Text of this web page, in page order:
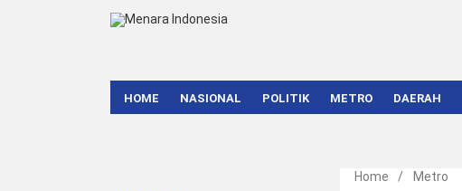
HOME NASIONAL POLITIK METRO DAERAH
Home / Metro